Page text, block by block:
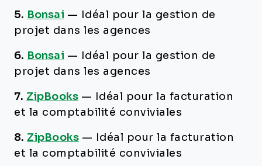
5. Bonsai —
Idéal pour la gestion de
projet dans les agences
6. Bonsai —
Idéal pour la gestion de
projet dans les agences
7. ZipBooks —
Idéal pour la facturation
et la comptabilité conviviales
8. ZipBooks —
Idéal pour la facturation
et la comptabilité conviviales